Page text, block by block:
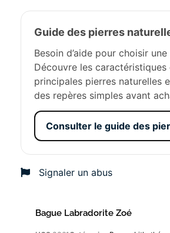
Guide des pierres
Besoin d’aide pour choisir
Découvre les caractéristiques
principales pierres naturelles
des repères simples avant
Consulter le guide des
Signaler un abus
Bague Labradorite Zoé